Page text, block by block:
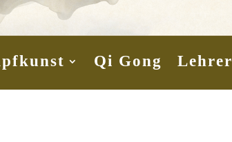
Qi Gong Lehrer